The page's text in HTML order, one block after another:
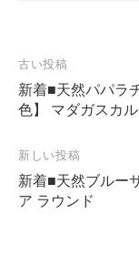
投
稿
ナ
ビ
ゲ
ー
古い投稿
新着■天然パパラ
色】 マダガスカ
新しい投稿
新着■天然ブルー
ア ラウンド